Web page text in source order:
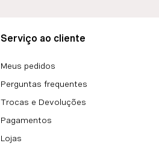
Serviço ao cliente
Meus pedidos
Perguntas frequentes
Trocas e Devoluções
Pagamentos
Lojas